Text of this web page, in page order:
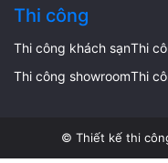
Thi công
Thi công khách sạnThi
Thi công showroomThi
© Thiết kế thi